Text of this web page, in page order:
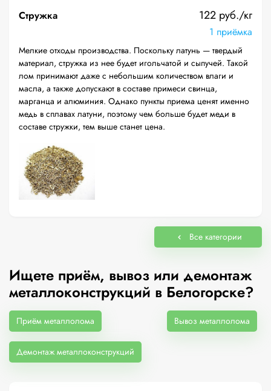
Стружка 122 руб./кг
1 приёмка
Мелкие отходы производства. Поскольку латунь — твердый
материал, стружка из нее будет игольчатой и сыпучей. Такой
лом принимают даже с небольшим количеством влаги и
масла, а также допускают в составе примеси свинца,
марганца и алюминия. Однако пункты приема ценят именно
медь в сплавах латуни, поэтому чем больше будет меди в
составе стружки, тем выше станет цена.
Все категории
Ищете приём, вывоз или демонтаж
металлоконструкций в Белогорске?
Приём металлолома Вывоз металлолома
Демонтаж металлоконструкций